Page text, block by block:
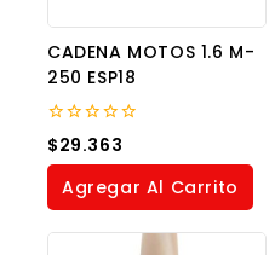
CADENA MOTOS 1.6 M-
250 ESP18
0
out
of
$29.363
Agregar Al Carrito